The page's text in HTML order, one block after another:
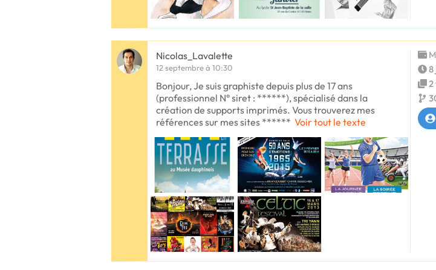
Nicolas_Lavalette
12 septembre à 10:30
Bonjour, Je suis graphiste depuis plus de 17 ans
(professionnel N° siret : ******), spécialisé dans la
création de supports imprimés. Vous trouverez mes
références sur mes sites ****** Voir tout le texte
8
2